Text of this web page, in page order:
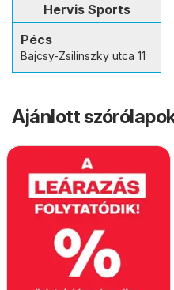
Hervis Sports
Pécs
Bajcsy-Zsilinszky utca 11
Ajánlott